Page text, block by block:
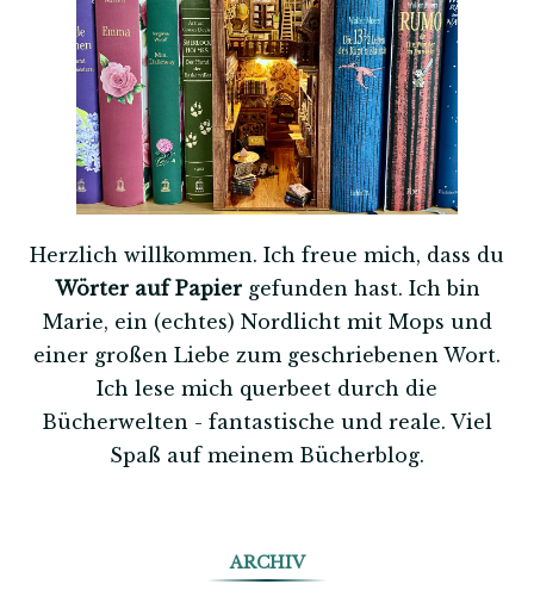
Herzlich willkommen. Ich freue mich, dass du
Wörter auf Papiergefunden hast. Ich bin
Marie, ein (echtes) Nordlicht mit Mops und
einer großen Liebe zum geschriebenen Wort.
Ich lese mich querbeet durch die
Bücherwelten - fantastische und reale. Viel
Spaß auf meinem Bücherblog.
ARCHIV